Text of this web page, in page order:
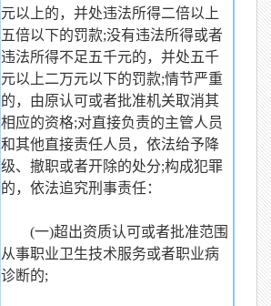
元以上的，并处违法所得二倍以上
五倍以下的罚款;没有违法所得或者
违法所得不足五千元的，并处五千
元以上二万元以下的罚款;情节严重
的，由原认可或者批准机关取消其
相应的资格;对直接负责的主管人员
和其他直接责任人员，依法给予降
级、撤职或者开除的处分;构成犯罪
的，依法追究刑事责任：
(一)超出资质认可或者批准范围
从事职业卫生技术服务或者职业病
诊断的;